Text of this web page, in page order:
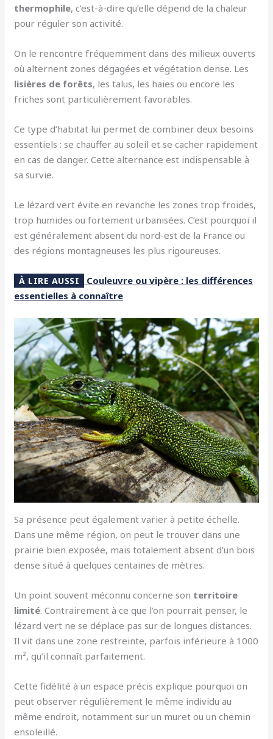
thermophile, c’est-à-dire qu’elle dépend de la chaleur
pour réguler son activité.
On le rencontre fréquemment dans des milieux ouverts
où alternent zones dégagées et végétation dense. Les
lisières de forêts, les talus, les haies ou encore les
friches sont particulièrement favorables.
Ce type d’habitat lui permet de combiner deux besoins
essentiels : se chauffer au soleil et se cacher rapidement
en cas de danger. Cette alternance est indispensable à
sa survie.
Le lézard vert évite en revanche les zones trop froides,
trop humides ou fortement urbanisées. C’est pourquoi il
est généralement absent du nord-est de la France ou
des régions montagneuses les plus rigoureuses.
À LIRE AUSSI
Couleuvre ou vipère : les différences
essentielles à connaître
Sa présence peut également varier à petite échelle.
Dans une même région, on peut le trouver dans une
prairie bien exposée, mais totalement absent d’un bois
dense situé à quelques centaines de mètres.
Un point souvent méconnu concerne son territoire
limité. Contrairement à ce que l’on pourrait penser, le
lézard vert ne se déplace pas sur de longues distances.
Il vit dans une zone restreinte, parfois inférieure à 1000
m², qu’il connaît parfaitement.
Cette fidélité à un espace précis explique pourquoi on
peut observer régulièrement le même individu au
même endroit, notamment sur un muret ou un chemin
ensoleillé.